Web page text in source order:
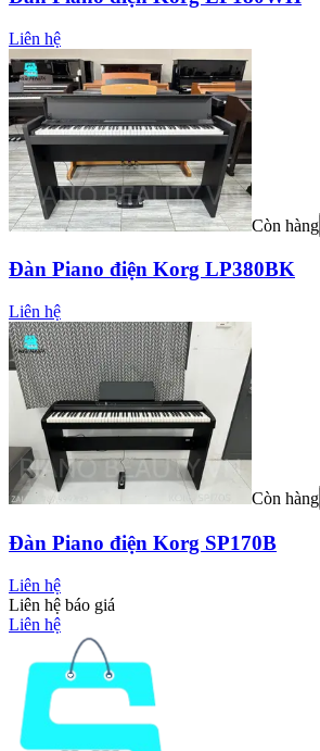
Liên hệ
Còn hàng
Đàn Piano điện Korg LP380BK
Liên hệ
Còn hàng
Đàn Piano điện Korg SP170B
Liên hệ
Liên hệ báo giá
Liên hệ